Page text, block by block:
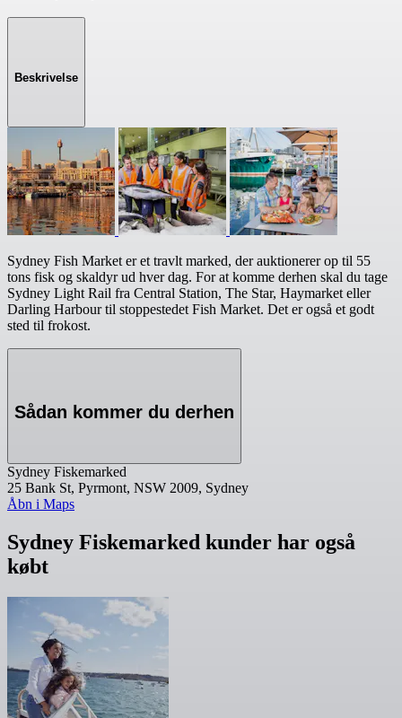
Beskrivelse
Sydney Fish Market er et travlt marked, der auktionerer op til 55
tons fisk og skaldyr ud hver dag. For at komme derhen skal du tage
Sydney Light Rail fra Central Station, The Star, Haymarket eller
Darling Harbour til stoppestedet Fish Market. Det er også et godt
sted til frokost.
Sådan kommer du derhen
Sydney Fiskemarked
25 Bank St, Pyrmont, NSW 2009, Sydney
Åbn i Maps
Sydney Fiskemarked kunder har også
købt